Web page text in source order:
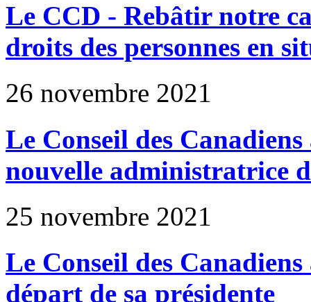
Le CCD - Rebâtir notre
droits des personnes en
26 novembre 2021
Le Conseil des
nouvelle administratrice
25 novembre 2021
Le Conseil des
départ de sa présidente